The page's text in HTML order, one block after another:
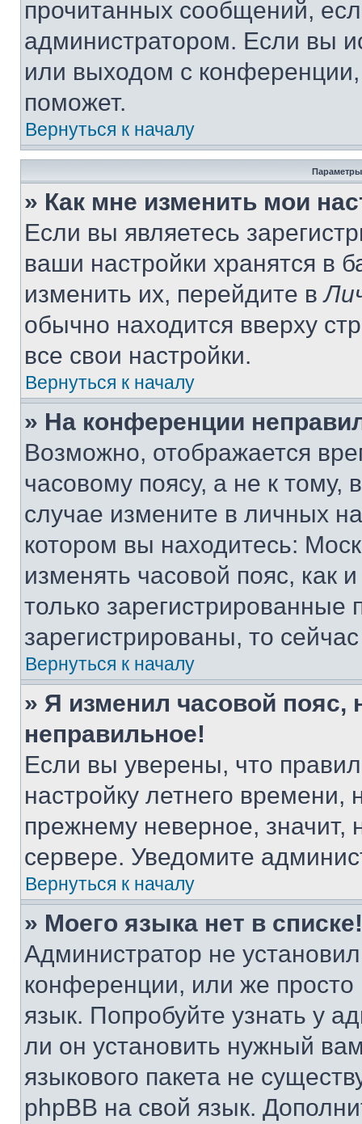
прочитанных сообщений,
администратором. Если вы
или выходом с
поможет.
Вернуться к началу
Параметры
» Как мне изменить мои
Если вы являетесь
ваши настройки хранятся в
изменить их, перейдите в
обычно находится вверху
все свои настройки.
Вернуться к началу
» На конференции
Возможно, отображается
часовому поясу, а не к тому,
случае измените в личных
котором вы находитесь:
изменять часовой пояс, как
только
зарегистрированы, то
Вернуться к началу
» Я изменил часовой пояс,
неправильное!
Если вы уверены, что
настройку летнего
прежнему неверное, значит,
сервере. Уведомите
Вернуться к началу
» Моего языка нет в списке!
Администратор не
конференции, или же
язык. Попробуйте узнать у
ли он установить нужный
языкового пакета не
phpBB на свой язык.